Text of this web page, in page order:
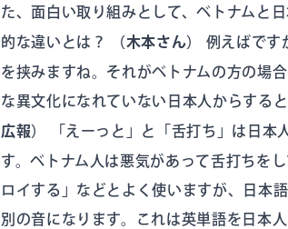
た、面白い取り組みとして、ベトナムと
的な違いとは？
（木本さん）
例えばです
を挟みますね。それがベトナムの方の場
な異文化になれていない日本人からする
広報）
「えーっと」と「舌打ち」は日
す。ベトナム人は悪気があって舌打ちを
ロイする」などとよく使いますが、日本
別の音になります。これは英単語を日本